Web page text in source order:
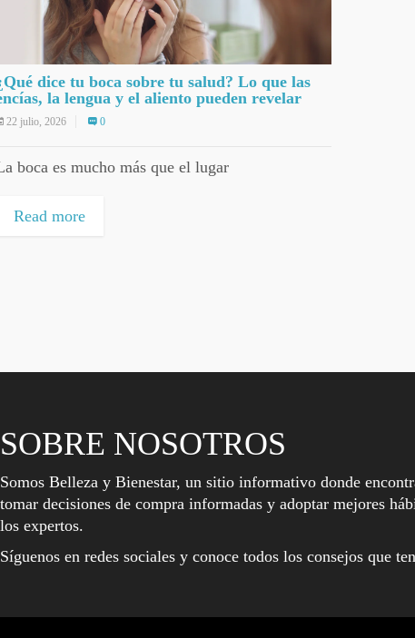
dice tu boca sobre tu salud? Lo que las
la lengua y el aliento pueden revelar
22 julio, 2026 0
boca es mucho más que el lugar
Read more
SOBRE NOSOTROS
Somos Belleza y Bienestar, un sitio informativo donde
tomar decisiones de compra informadas y adoptar mejores
los expertos.
Síguenos en redes sociales y conoce todos los consejos que